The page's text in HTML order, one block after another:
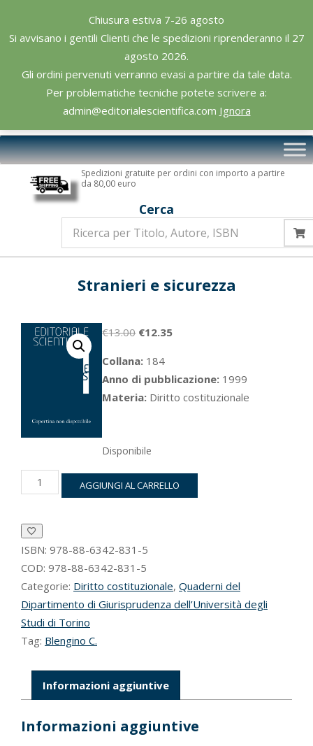
Chiusura estiva 7-26 agosto
Si avvisano i gentili Clienti che le spedizioni riprenderanno il 27
agosto 2026.
Gli ordini pervenuti verranno evasi a partire da tale data.
Per problematiche tecniche potete scrivere a:
admin@editorialescientifica.com Ignora
content
Editoriale
Scientifica
Primary
Navigation
Spedizioni gratuite per ordini con importo a partire
da 80,00 euro
Cerca
Stranieri e sicurezza
€13.00 Il
originale
era:
€13.00.
€12.35Il
è:
€12.35.
Collana: 184
Anno di pubblicazione: 1999
Materia: Diritto costituzionale
Disponibile
Stranieri
e
AGGIUNGI AL CARRELLO
ISBN: 978-88-6342-831-5
COD: 978-88-6342-831-5
Categorie: Diritto costituzionale, Quaderni del
Dipartimento di Giurisprudenza dell’Università degli
Studi di Torino
Tag: Blengino C.
Informazioni aggiuntive
Informazioni aggiuntive